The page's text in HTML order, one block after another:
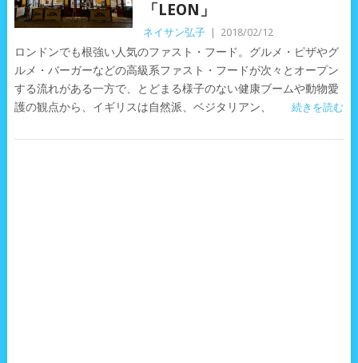
「LEON」
ネイサン弘子 2018/02/12
ロンドンでも根強い人気のファスト・フード。グルメ・ピザやグ
ルメ・バーガーなどの高級系ファスト・フードが次々とオープン
する流れがある一方で、とどまる様子のない健康ブームや動物愛
護の観点から、イギリスは自然派、ベジタリアン、
続きを読む